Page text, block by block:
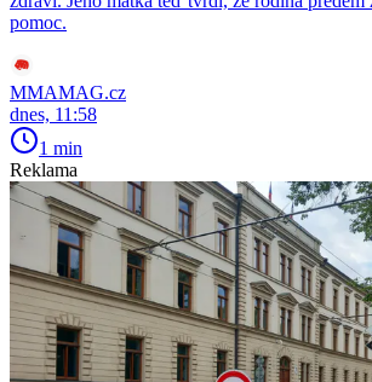
pomoc.
MMAMAG.cz
dnes, 11:58
1 min
Reklama